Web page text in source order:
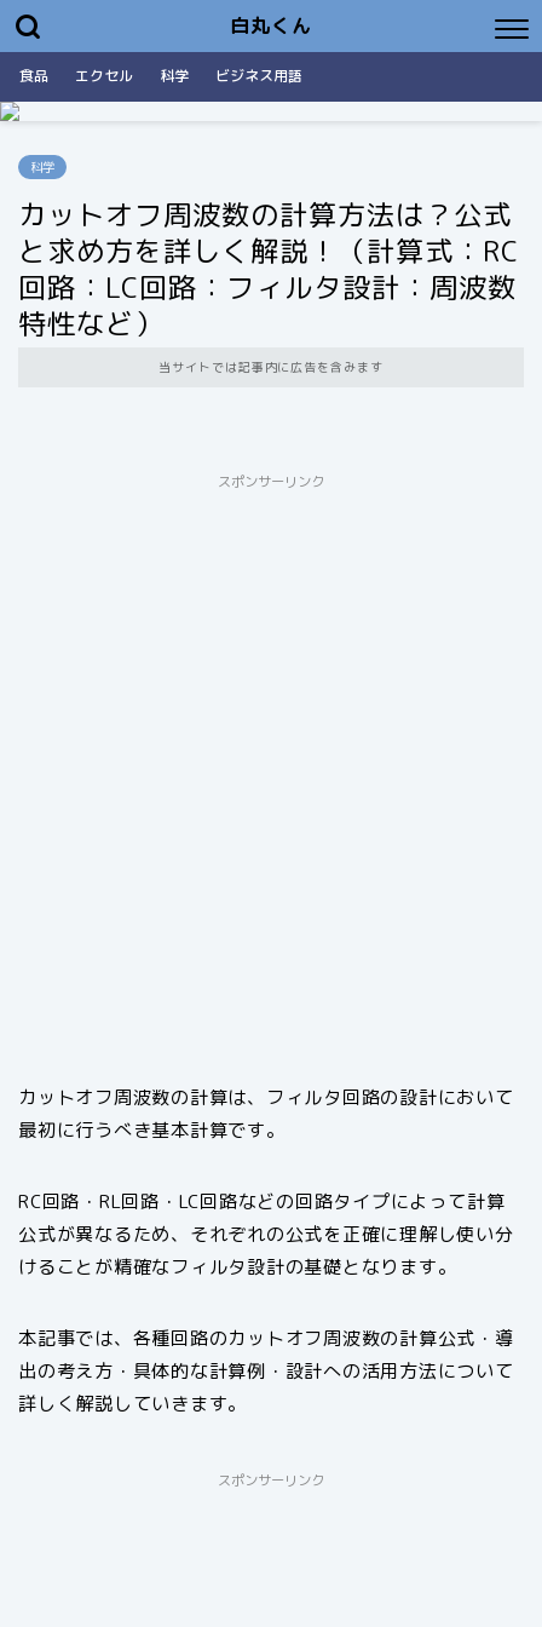
白丸くん
食品 エクセル 科学 ビジネス用語
科学
カットオフ周波数の計算方法は？公式
と求め方を詳しく解説！（計算式：RC
回路：LC回路：フィルタ設計：周波数
特性など）
当サイトでは記事内に広告を含みます
スポンサーリンク
カットオフ周波数の計算は、フィルタ回路の設計において
最初に行うべき基本計算です。
RC回路・RL回路・LC回路などの回路タイプによって計算
公式が異なるため、それぞれの公式を正確に理解し使い分
けることが精確なフィルタ設計の基礎となります。
本記事では、各種回路のカットオフ周波数の計算公式・導
出の考え方・具体的な計算例・設計への活用方法について
詳しく解説していきます。
スポンサーリンク